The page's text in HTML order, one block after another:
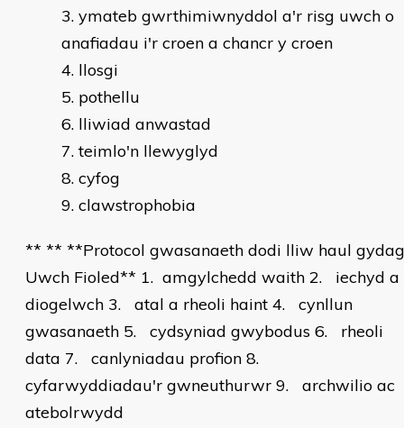
ymateb gwrthimiwnyddol a'r risg uwch o
anafiadau i'r croen a chancr y croen
llosgi
pothellu
lliwiad anwastad
teimlo'n llewyglyd
cyfog
clawstrophobia
** ** **Protocol gwasanaeth dodi lliw haul gydag
Uwch Fioled** 1. amgylchedd waith 2. iechyd a
diogelwch 3. atal a rheoli haint 4. cynllun
gwasanaeth 5. cydsyniad gwybodus 6. rheoli
data 7. canlyniadau profion 8.
cyfarwyddiadau'r gwneuthurwr 9. archwilio ac
atebolrwydd